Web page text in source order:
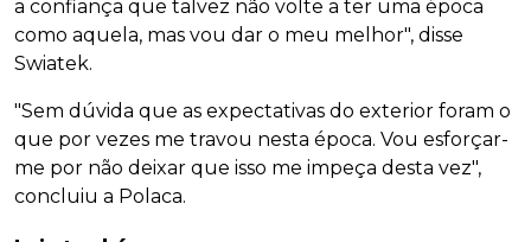
a confiança que talvez não volte a ter uma época
como aquela, mas vou dar o meu melhor", disse
Swiatek.
"Sem dúvida que as expectativas do exterior foram o
que por vezes me travou nesta época. Vou esforçar-
me por não deixar que isso me impeça desta vez",
concluiu a Polaca.